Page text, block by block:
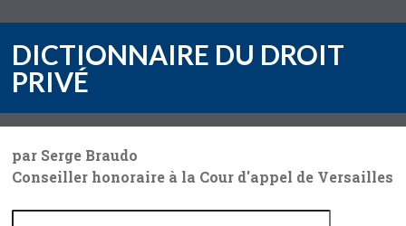
DICTIONNAIRE DU DROIT
PRIVÉ
par Serge Braudo
Conseiller honoraire à la Cour d'appel de Versailles